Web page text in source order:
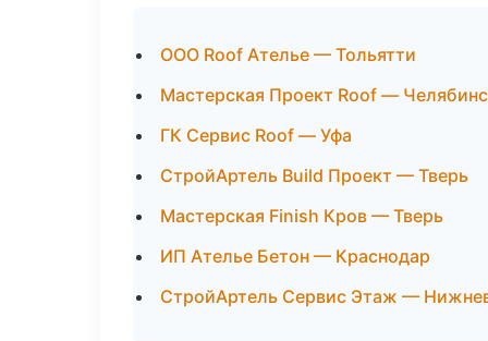
ООО Roof Ателье — Тольятти
Мастерская Проект Roof —
ГК Сервис Roof — Уфа
СтройАртель Build Проект — Тверь
Мастерская Finish Кров — Тверь
ИП Ателье Бетон — Краснодар
СтройАртель Сервис Этаж —